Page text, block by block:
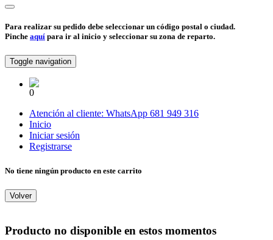
Para realizar su pedido debe seleccionar un código postal o ciudad.
Pinche aquí para ir al inicio y seleccionar su zona de reparto.
Toggle navigation
0
Atención al cliente: WhatsApp 681 949 316
Inicio
Iniciar sesión
Registrarse
No tiene ningún producto en este carrito
Volver
Producto no disponible en estos momentos